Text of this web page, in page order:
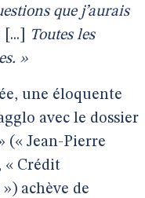
que j’aurais
[...]
Toutes les
»
une éloquente
avec le dossier
(« Jean-Pierre
« Crédit
achève de